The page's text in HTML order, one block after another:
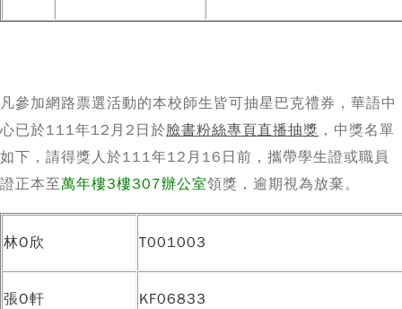
凡參加網路票選活動的本校師生皆可抽星巴克禮券，華語中
心已於111年12月2日於臉書粉絲專頁直播抽獎 ，中獎名單
如下，請得獎人於111年12月16日前，攜帶學生證或職員
證正本至萬年樓3樓307辦公室領獎，逾期視為放棄。
林O欣 T001003
張O軒 KF06833